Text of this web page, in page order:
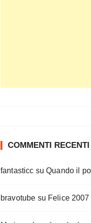
COMMENTI RECENTI
fantasticc suQuando il
bravotube su Felice